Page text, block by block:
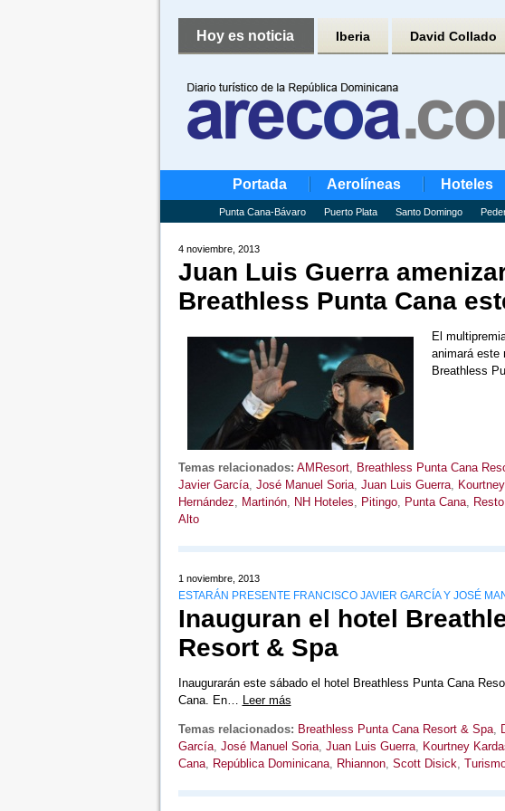
Hoy es noticia Iberia David Collado
Portada Aerolíneas Hoteles
Punta Cana-Bávaro Puerto Plata Santo Domingo
4 noviembre, 2013
Juan Luis Guerra
Breathless Punta Cana
El
animará este
Breathless
Temas relacionados: AMResort, Breathless Punta Cana
Javier García, José Manuel Soria, Juan Luis Guerra,
Hernández, Martinón, NH Hoteles, Pitingo, Punta Cana,
Alto
1 noviembre, 2013
ESTARÁN PRESENTE FRANCISCO JAVIER GARCÍA Y JOSÉ
Inauguran el hotel
Resort & Spa
Inaugurarán este sábado el hotel Breathless Punta Cana
Cana. En… Leer más
Temas relacionados: Breathless Punta Cana Resort & Spa,
García, José Manuel Soria, Juan Luis Guerra, Kourtney
Cana, República Dominicana, Rhiannon, Scott Disick,